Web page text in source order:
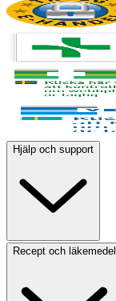
Hjälp och support
Recept och läkemedel